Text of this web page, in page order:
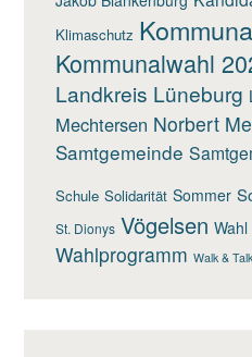
Klimaschutz
Kommunalwahl
Landkreis Lüneburg
Mechtersen Norbert
Samtgemeinde
Schule Solidarität Sommer
St. Dionys Vögelsen Wahl
Wahlprogramm Walk & Talk